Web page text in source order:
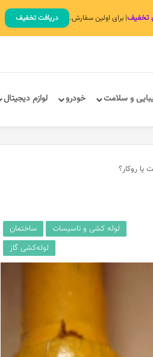
| برای اولین سفارش. دریافت تخفیف
و سلامت خودرو لوازم دیجیتال
یا روکار؟
لوله کشی و تاسیسات
ساختمان
لوله‌کشی گاز